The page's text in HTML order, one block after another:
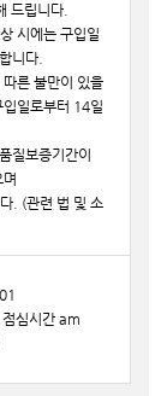
드립니다.
시에는 구입일
니다.
른 불만이 있을
일로부터 14일
질보증기간이
. (관련 법 및 소
심시간 am